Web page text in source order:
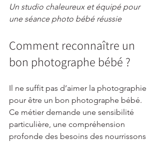
Un studio chaleureux et équipé pour
une séance photo bébé réussie
Comment reconnaître un
bon photographe bébé ?
Il ne suffit pas d’aimer la photographie
pour être un bon photographe bébé.
Ce métier demande une sensibilité
particulière, une compréhension
profonde des besoins des nourrissons